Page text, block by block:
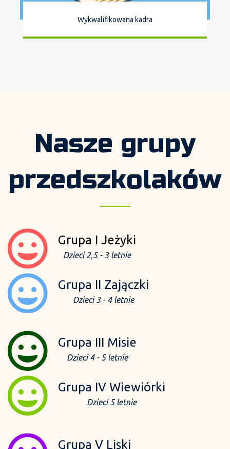
Wykwalifikowana kadra
Nasze grupy
przedszkolaków
Grupa I Jeżyki
Dzieci 2,5 - 3 letnie
Grupa II Zajączki
Dzieci 3 - 4 letnie
Grupa III Misie
Dzieci 4 - 5 letnie
Grupa IV Wiewiórki
Dzieci 5 letnie
Grupa V Liski